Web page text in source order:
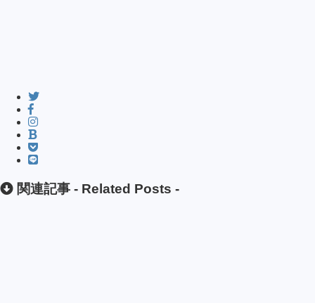
関連記事 - Related Posts -